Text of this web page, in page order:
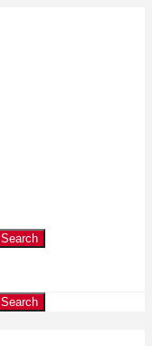
Search
Search